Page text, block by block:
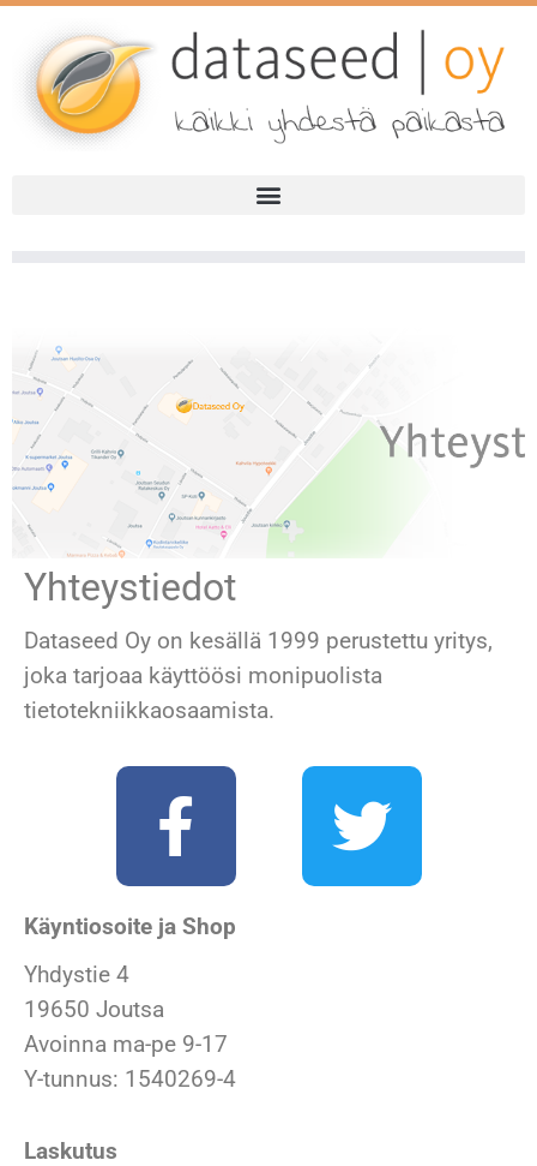
Yhteystiedot
Dataseed Oy on kesällä 1999 perustettu yritys,
joka tarjoaa käyttöösi monipuolista
tietotekniikkaosaamista.
Käyntiosoite ja Shop
Yhdystie 4
19650 Joutsa
Avoinna ma-pe 9-17
Y-tunnus: 1540269-4
Laskutus